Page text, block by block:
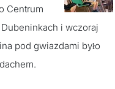
Centrum
i wczoraj
pod gwiazdami było